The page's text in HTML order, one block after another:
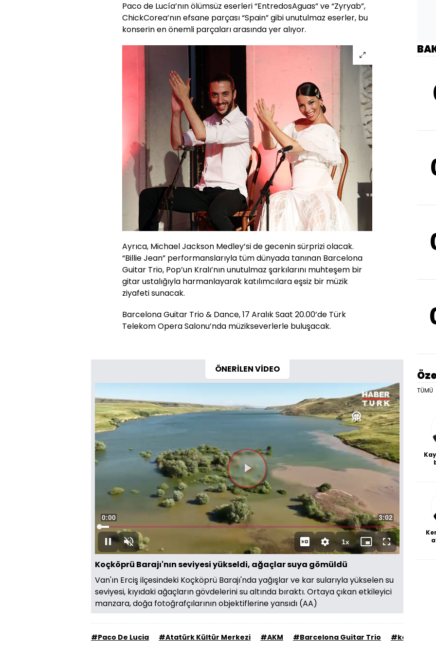
Paco de Lucía’nın ölümsüz eserleri “EntredosAguas” ve “Zyryab”,
ChickCorea’nın efsane parçası “Spain” gibi unutulmaz eserler, bu
konserin en önemli parçaları arasında yer alıyor.
Ayrıca, Michael Jackson Medley’si de gecenin sürprizi olacak.
“Billie Jean” performanslarıyla tüm dünyada tanınan Barcelona
Guitar Trio, Pop’un Kralı’nın unutulmaz şarkılarını muhteşem bir
gitar ustalığıyla harmanlayarak katılımcılara eşsiz bir müzik
ziyafeti sunacak.
Barcelona Guitar Trio & Dance, 17 Aralık Saat 20.00’de Türk
Telekom Opera Salonu’nda müzikseverlerle buluşacak.
ÖNERİLEN VİDEO
DuraklatSesi
Aç
Süre
0:01 Toplam
Süre
3:02
Yüklendi:
3.21%
1xOynatma
Hızı
Mini
oynatıcı
Tam
Ekran
Koçköprü Barajı'nın seviyesi yükseldi, ağaçlar suya gömüldü
Van'ın Erciş ilçesindeki Koçköprü Barajı'nda yağışlar ve kar sularıyla yükselen su
seviyesi, kıyıdaki ağaçların gövdelerini su altında bıraktı. Ortaya çıkan etkileyici
manzara, doğa fotoğrafçılarının objektiflerine yansıdı (AA)
#Paco De Lucia #Atatürk Kültür Merkezi #AKM #Barcelona Guitar Trio #konser
TÜMÜ